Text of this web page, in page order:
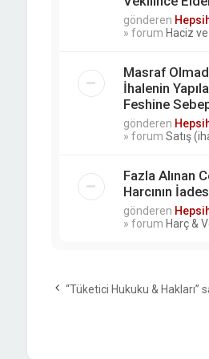
gönderen
» forum Haciz
Masraf
İhalenin
Feshine
gönderen
» forum Satış
Fazla Alınan
Harcının
gönderen
» forum Harç &
“Tüketici Hukuku & Hakları”